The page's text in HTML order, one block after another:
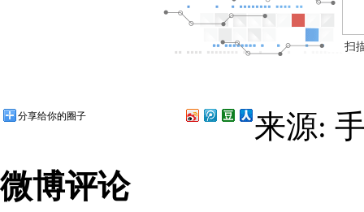
扫
分享给你的圈子 来源:
微博评论